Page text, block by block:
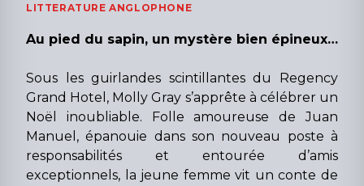
LITTERATURE ANGLOPHONE
Au pied du sapin, un mystère bien épineux…
Sous les guirlandes scintillantes du Regency
Grand Hotel, Molly Gray s’apprête à célébrer un
Noël inoubliable. Folle amoureuse de Juan
Manuel, épanouie dans son nouveau poste à
responsabilités et entourée d’amis
exceptionnels, la jeune femme vit un conte de